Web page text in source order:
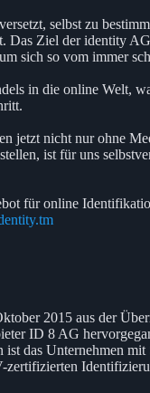
selbst zu
Das Ziel der identity
sich so vom immer
in die online Welt,
jetzt nicht nur ohne
ist für uns
für online
2015 aus der
ID 8 AG
das Unternehmen